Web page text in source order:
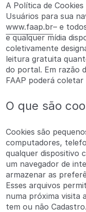
A Política de
Usuários para sua
www.faap.br– e
e qualquer mídia
coletivamente
leitura gratuita
do portal. Em razão
FAAP poderá
O que são
Cookies são
computadores,
qualquer dispositivo
um navegador de
armazenar as
Esses arquivos
numa próxima visita
tem ou não Cadastro.